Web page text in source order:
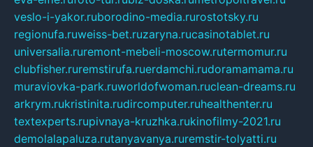
veslo-i-yakor.ruborodino-media.rurostotsky.ru
regionufa.ruweiss-bet.ruzaryna.rucasinotablet.ru
universalia.ruremont-mebeli-moscow.rutermomur.ru
clubfisher.ruremstirufa.ruerdamchi.rudoramamama.ru
muraviovka-park.ruworldofwoman.ruclean-dreams.ru
arkrym.rukristinita.rudircomputer.ruhealthenter.ru
textexperts.rupivnaya-kruzhka.rukinofilmy-2021.ru
demolalapaluza.rutanyavanya.ruremstir-tolyatti.ru